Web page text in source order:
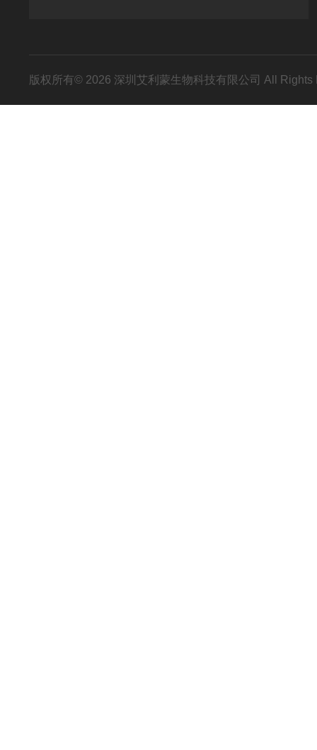
版权所有© 2026 深圳艾利蒙生物科技有限公司 All